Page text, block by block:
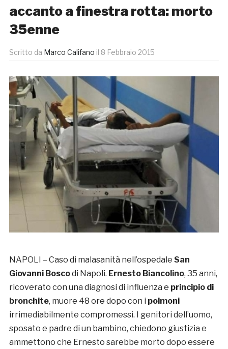
accanto a finestra rotta: morto
35enne
Scritto da Marco Califano il 8 Febbraio 2015
NAPOLI – Caso di malasanità nell’ospedale San
Giovanni Boscodi Napoli. Ernesto Biancolino, 35 anni,
ricoverato con una diagnosi di influenza e principio di
bronchite, muore 48 ore dopo con i polmoni
irrimediabilmente compromessi. I genitori dell’uomo,
sposato e padre di un bambino, chiedono giustizia e
ammettono che Ernesto sarebbe morto dopo essere